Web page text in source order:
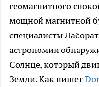
геомагнитного
мощной магнитной
специалисты
астрономии
Солнце, который
Земли. Как пишет